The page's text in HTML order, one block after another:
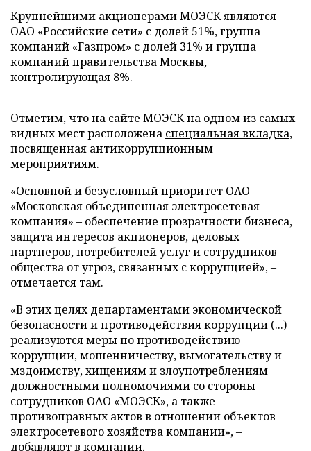
Крупнейшими акционерами МОЭСК являются
ОАО «Российские сети» с долей 51%, группа
компаний «Газпром» с долей 31% и группа
компаний правительства Москвы,
контролирующая 8%.
Отметим, что на сайте МОЭСК на одном из самых
видных мест расположена специальная вкладка,
посвященная антикоррупционным
мероприятиям.
«Основной и безусловный приоритет ОАО
«Московская объединенная электросетевая
компания» – обеспечение прозрачности бизнеса,
защита интересов акционеров, деловых
партнеров, потребителей услуг и сотрудников
общества от угроз, связанных с коррупцией», –
отмечается там.
«В этих целях департаментами экономической
безопасности и противодействия коррупции (...)
реализуются меры по противодействию
коррупции, мошенничеству, вымогательству и
мздоимству, хищениям и злоупотреблениям
должностными полномочиями со стороны
сотрудников ОАО «МОЭСК», а также
противоправных актов в отношении объектов
электросетевого хозяйства компании», –
добавляют в компании.